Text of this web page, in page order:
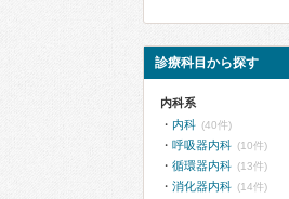
診療科目から探す
内科系
内科 (40件)
呼吸器内科 (10件)
循環器内科 (13件)
消化器内科 (14件)